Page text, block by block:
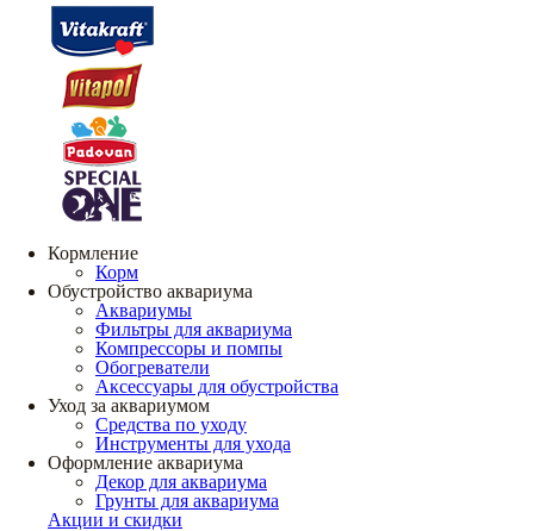
Кормление
Корм
Обустройство аквариума
Аквариумы
Фильтры для аквариума
Компрессоры и помпы
Обогреватели
Аксессуары для обустройства
Уход за аквариумом
Средства по уходу
Инструменты для ухода
Оформление аквариума
Декор для аквариума
Грунты для аквариума
Акции и скидки